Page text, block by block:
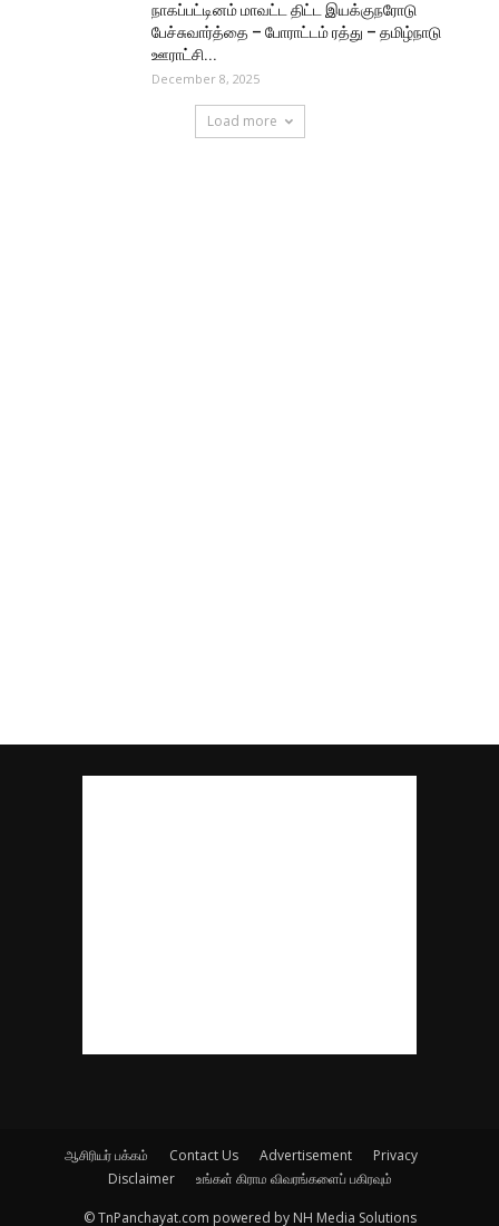
நாகப்பட்டினம் மாவட்ட திட்ட இயக்குநரோடு
பேச்சுவார்த்தை – போராட்டம் ரத்து – தமிழ்நாடு
ஊராட்சி...
December 8, 2025
Load more
ஆசிரியர் பக்கம் Contact Us Advertisement
Privacy
Disclaimer
உங்கள் கிராம விவரங்களைப் பகிரவும்
© TnPanchayat.com powered by NH Media Solutions